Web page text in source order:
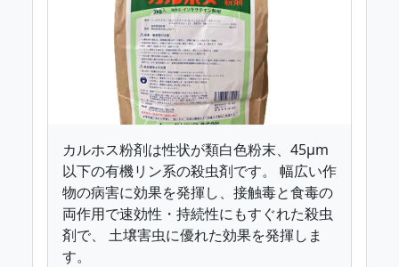
カルホス粉剤は性状が類白色粉末、45μm
以下の有機リン系の殺虫剤です。 幅広い作
物の病害に効果を発揮し、接触毒と食毒の
両作用で速効性・持続性にもすぐれた殺虫
剤で、 土壌害虫に優れた効果を発揮しま
す。